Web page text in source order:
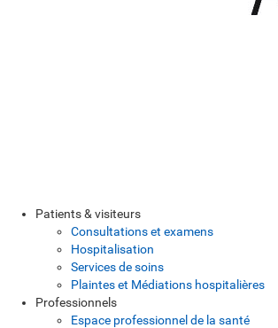
Patients & visiteurs
Consultations et examens
Hospitalisation
Services de soins
Plaintes et Médiations hospitalières
Professionnels
Espace professionnel de la santé